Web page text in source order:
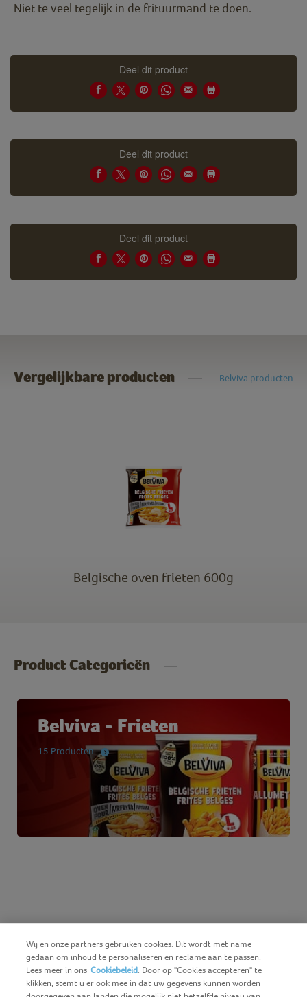
Niet te veel tegelijk in de frituurmand te doen.
Deel dit product
Deel dit product
Deel dit product
Vergelijkbare producten Belviva producten
Belgische oven frieten 600g
Product Categorieën
Belviva - Frieten
15 Producten
Wij en onze partners gebruiken cookies. Dit wordt met name
gedaan om inhoud te personaliseren en reclame aan te passen.
Lees meer in ons Cookiebeleid. Door op "Cookies accepteren" te
klikken, stemt u er ook mee in dat uw gegevens kunnen worden